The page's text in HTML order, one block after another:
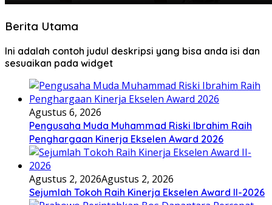
Berita Utama
Ini adalah contoh judul deskripsi yang bisa anda isi dan
sesuaikan pada widget
Agustus 6, 2026
Pengusaha Muda Muhammad Riski Ibrahim Raih
Penghargaan Kinerja Ekselen Award 2026
Agustus 2, 2026Agustus 2, 2026
Sejumlah Tokoh Raih Kinerja Ekselen Award II-2026